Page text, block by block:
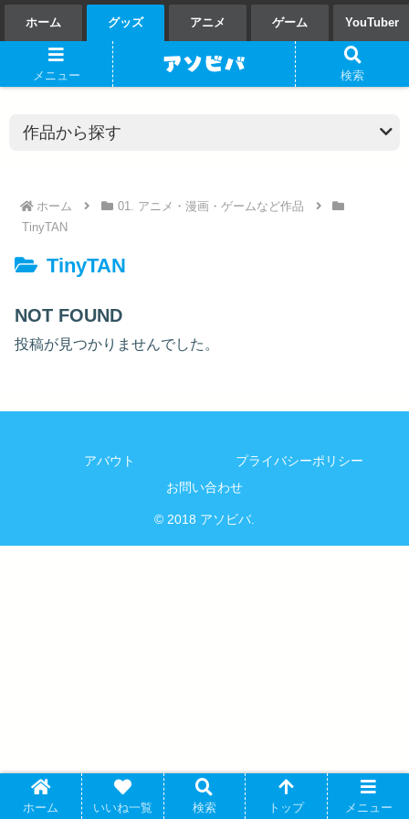
ホーム グッズ アニメ ゲーム YouTuber
ホーム
01. アニメ・漫画・ゲームなど作品
TinyTAN
TinyTAN
NOT FOUND
投稿が見つかりませんでした。
アバウト
プライバシーポリシー
お問い合わせ
© 2018 アソビバ.
メニュー 検索
ホーム いいね一覧 検索 トップ メニュー